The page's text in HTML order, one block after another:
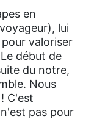
en
lui
valoriser
début de
du notre,
Nous
C'est
pas pour